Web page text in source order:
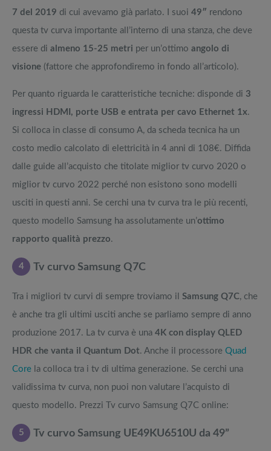
7 del 2019 di cui avevamo già parlato. I suoi 49″ rendono
questa tv curva importante all’interno di una stanza, che deve
essere di almeno 15-25 metri per un’ottimo angolo di
visione (fattore che approfondiremo in fondo all’articolo).
Per quanto riguarda le caratteristiche tecniche: disponde di 3
ingressi HDMI, porte USB e entrata per cavo Ethernet 1x.
Si colloca in classe di consumo A, da scheda tecnica ha un
costo medio calcolato di elettricità in 4 anni di 108€. Diffida
dalle guide all’acquisto che titolate miglior tv curvo 2020 o
miglior tv curvo 2022 perché non esistono sono modelli
usciti in questi anni. Se cerchi una tv curva tra le più recenti,
questo modello Samsung ha assolutamente un’ottimo
rapporto qualità prezzo.
4 Tv curvo Samsung Q7C
Tra i migliori tv curvi di sempre troviamo il Samsung Q7C, che
è anche tra gli ultimi usciti anche se parliamo sempre di anno
produzione 2017. La tv curva è una 4K con display QLED
HDR che vanta il Quantum Dot. Anche il processore Quad
Core la colloca tra i tv di ultima generazione. Se cerchi una
validissima tv curva, non puoi non valutare l’acquisto di
questo modello. Prezzi Tv curvo Samsung Q7C online:
5 Tv curvo Samsung UE49KU6510U da 49”